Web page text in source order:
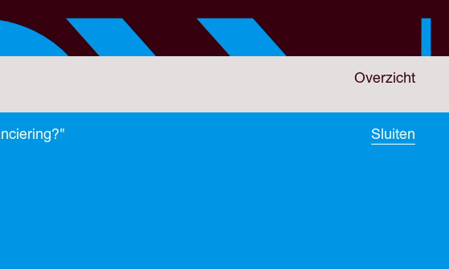
Overzicht
Sluiten